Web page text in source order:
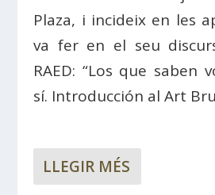
Plaza, i incideix en les
va fer en el seu
RAED: “Los que saben
sí. Introducción al Art
LLEGIR MÉS